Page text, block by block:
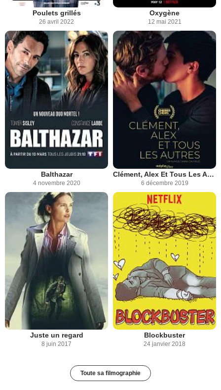
Poulets grillés
26 avril 2022
Oxygène
12 mai 2021
Balthazar
4 novembre 2020
Clément, Alex Et Tous Les Autres
6 décembre 2019
Juste un regard
8 juin 2017
Blockbuster
24 janvier 2018
Toute sa filmographie